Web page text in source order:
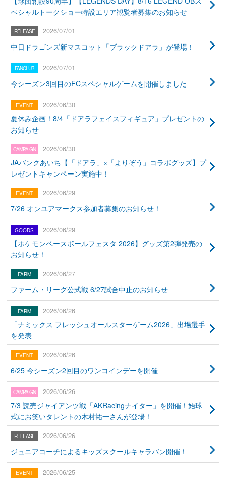
ペシャルトークショー特設エリア観覧者募集のお知らせ
2026/07/01
中日ドラゴンズ新マスコット「ブラックドアラ」が登場！
2026/07/01
今シーズン3回目のFCスペシャルゲームを開催しました
2026/06/30
夏休み企画！8/4「ドアラフェイスフィギュア」プレゼントの
お知らせ
2026/06/30
JAバンクあいち【「ドアラ」×「よりぞう」コラボグッズ】プ
レゼントキャンペーン実施中！
2026/06/29
7/26 オンユアマークス参加者募集のお知らせ！
2026/06/29
【ポケモンベースボールフェスタ 2026】グッズ第2弾発売の
お知らせ！
2026/06/27
ファーム・リーグ公式戦 6/27試合中止のお知らせ
2026/06/26
「ナミックス フレッシュオールスターゲーム2026」出場選手
を発表
2026/06/26
6/25 今シーズン2回目のワンコインデーを開催
2026/06/26
7/3 読売ジャイアンツ戦「AKRacingナイター」を開催！始球
式にお笑いタレントの木村祐一さんが登場！
2026/06/26
ジュニアコーチによるキッズスクールキャラバン開催！
2026/06/25